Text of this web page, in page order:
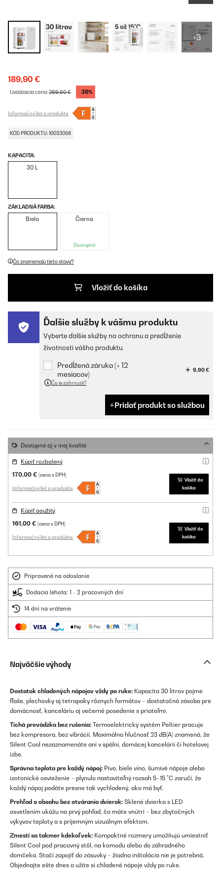
+3
189,90 €
Uvádzacia cena:299,90 € -36%
Informačný list o produkte
KÓD PRODUKTU: 10033056
KAPACITA:
30 L
ZÁKLADNÁ FARBA:
Biela Čierna
Dostupné
Čo znamenajú tieto stavy?
Vložiť do košíka
Ďalšie služby k vášmu produktu
Vyberte ďalšie služby na ochranu a predĺženie
životnosti vášho produktu.
Predĺžená záruka (+ 12
mesiacov)
9,90 €
Čo je zahrnuté?
Pridať produkt so službou
Dostupné aj v inej kvalite
Kúpiť rozbalený
170,00 € (cena s DPH)
Informačný list o produkte
Vložiť do
košíka
Kúpiť použitý
161,00 € (cena s DPH)
Informačný list o produkte
Vložiť do
košíka
Pripravené na odoslanie
Dodacia lehota: 1 - 2 pracovných dní
14 dní na vrátenie
Najväčšie výhody
Dostatok chladených nápojov vždy po ruke: Kapacita 30 litrov pojme
fľaše, plechovky aj tetrapaky rôznych formátov – dostatočná zásoba pre
domácnosť, kanceláriu aj večerné posedenie s priateľmi.
Tichá prevádzka bez rušenia: Termoelektrický systém Peltier pracuje
bez kompresora, bez vibrácií. Maximálna hlučnosť 23 dB(A) znamená, že
Silent Cool nezaznamenáte ani v spálni, domácej kancelárii či hotelovej
izbe.
Správna teplota pre každý nápoj: Pivo, biele víno, šumivé nápoje alebo
izotonické osvieženie – plynulo nastaviteľný rozsah 5–15 °C zaručí, že
každý nápoj podáte presne tak vychladený, ako má byť.
Prehľad o obsahu bez otvárania dvierok: Sklené dvierka s LED
osvetlením ukážu na prvý pohľad, čo máte vnútri – bez zbytočných
výkyvov teploty a s príjemným vizuálnym efektom.
Zmestí sa takmer kdekoľvek: Kompaktné rozmery umožňujú umiestniť
Silent Cool pod pracovný stôl, na komodu alebo do záhradného
domčeka. Stačí zapojiť do zásuvky – žiadna inštalácia nie je potrebná.
Objednajte ešte dnes a užite si chladené nápoje vždy po ruke.